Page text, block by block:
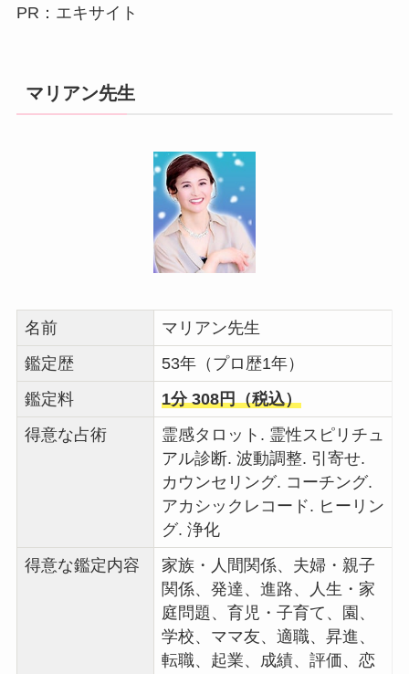
PR：エキサイト
マリアン先生
名前
マリアン先生
鑑定歴
53年（プロ歴1年）
鑑定料
1分 308円（税込）
得意な占術
霊感タロット. 霊性スピリチュ
アル診断. 波動調整. 引寄せ.
カウンセリング. コーチング.
アカシックレコード. ヒーリン
グ. 浄化
得意な鑑定内容
家族・人間関係、夫婦・親子
関係、発達、進路、人生・家
庭問題、育児・子育て、園、
学校、ママ友、適職、昇進、
転職、起業、成績、評価、恋